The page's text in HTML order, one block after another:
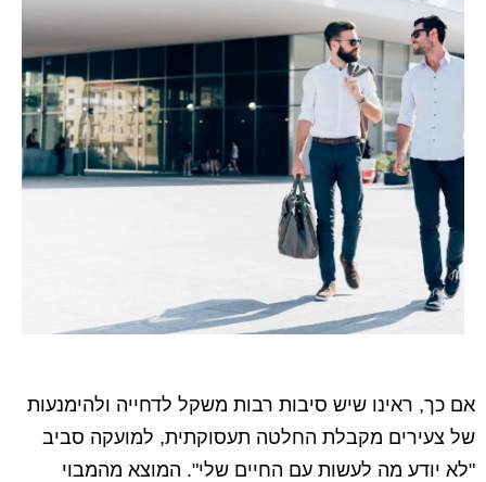
אם כך, ראינו שיש סיבות רבות משקל לדחייה ולהימנעות
של צעירים מקבלת החלטה תעסוקתית, למועקה סביב
"לא יודע מה לעשות עם החיים שלי". המוצא מהמבוי